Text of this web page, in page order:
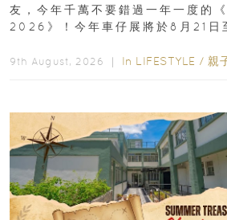
友，今年千萬不要錯過一年一度的
2026》！今年車仔展將於8月21日
9th August, 2026 ｜ In LIFESTYLE / 親